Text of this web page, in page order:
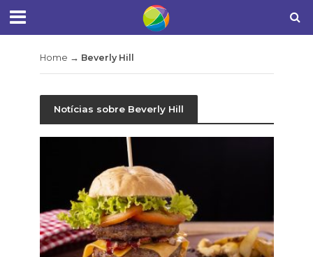
Home → Beverly Hill
Notícias sobre Beverly Hill